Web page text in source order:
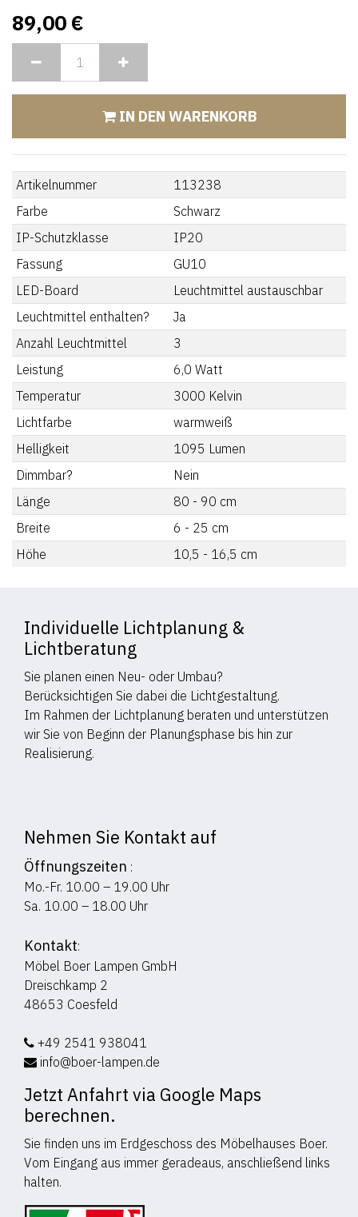
89,00 €
IN DEN WARENKORB
Artikelnummer
113238
Farbe
Schwarz
IP-Schutzklasse
IP20
Fassung
GU10
LED-Board
Leuchtmittel austauschbar
Leuchtmittel enthalten?
Ja
Anzahl Leuchtmittel
3
Leistung
6,0 Watt
Temperatur
3000 Kelvin
Lichtfarbe
warmweiß
Helligkeit
1095 Lumen
Dimmbar?
Nein
Länge
80 - 90 cm
Breite
6 - 25 cm
Höhe
10,5 - 16,5 cm
Individuelle Lichtplanung &
Lichtberatung
Sie planen einen Neu- oder Umbau?
Berücksichtigen Sie dabei die Lichtgestaltung.
Im Rahmen der Lichtplanung beraten und unterstützen
wir Sie von Beginn der Planungsphase bis hin zur
Realisierung.
Nehmen Sie Kontakt auf
Öffnungszeiten :
Mo.-Fr. 10.00 – 19.00 Uhr
Sa. 10.00 – 18.00 Uhr
Kontakt:
Möbel Boer Lampen GmbH
Dreischkamp 2
48653 Coesfeld
+49 2541 938041
info@boer-lampen.de
Jetzt Anfahrt via Google Maps
berechnen.
Sie finden uns im Erdgeschoss des Möbelhauses Boer.
Vom Eingang aus immer geradeaus, anschließend links
halten.